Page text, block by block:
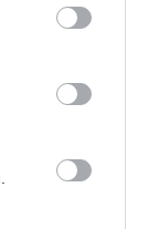
où on leur
RÉPONDRE